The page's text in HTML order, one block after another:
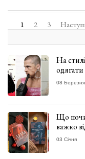
1 2 3
На
08 Березня
Що
важко
03 Січня